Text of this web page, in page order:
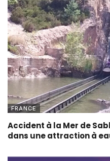
FRANCE
Accident à la Mer de
dans une attraction à